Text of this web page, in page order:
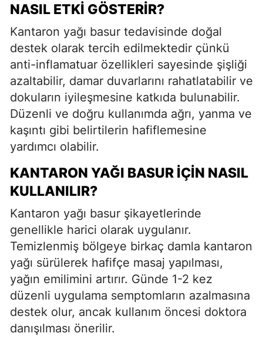
NASIL ETKI GÖSTERIR?
Kantaron yağı basur tedavisinde doğal
destek olarak tercih edilmektedir çünkü
anti-inflamatuar özellikleri sayesinde şişliği
azaltabilir, damar duvarlarını rahatlatabilir ve
dokuların iyileşmesine katkıda bulunabilir.
Düzenli ve doğru kullanımda ağrı, yanma ve
kaşıntı gibi belirtilerin hafiflemesine
yardımcı olabilir.
KANTARON YAĞI BASUR İÇIN NASIL
KULLANILIR?
Kantaron yağı basur şikayetlerinde
genellikle harici olarak uygulanır.
Temizlenmiş bölgeye birkaç damla kantaron
yağı sürülerek hafifçe masaj yapılması,
yağın emilimini artırır. Günde 1-2 kez
düzenli uygulama semptomların azalmasına
destek olur, ancak kullanım öncesi doktora
danışılması önerilir.